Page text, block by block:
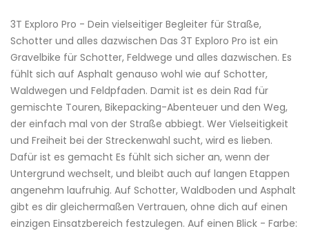
3T Exploro Pro - Dein vielseitiger Begleiter für Straße,
Schotter und alles dazwischen Das 3T Exploro Pro ist ein
Gravelbike für Schotter, Feldwege und alles dazwischen. Es
fühlt sich auf Asphalt genauso wohl wie auf Schotter,
Waldwegen und Feldpfaden. Damit ist es dein Rad für
gemischte Touren, Bikepacking-Abenteuer und den Weg,
der einfach mal von der Straße abbiegt. Wer Vielseitigkeit
und Freiheit bei der Streckenwahl sucht, wird es lieben.
Dafür ist es gemacht Es fühlt sich sicher an, wenn der
Untergrund wechselt, und bleibt auch auf langen Etappen
angenehm laufruhig. Auf Schotter, Waldboden und Asphalt
gibt es dir gleichermaßen Vertrauen, ohne dich auf einen
einzigen Einsatzbereich festzulegen. Auf einen Blick - Farbe: